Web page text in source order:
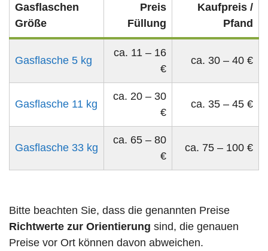
Gasflaschen
Größe
Preis
Füllung
Kaufpreis /
Pfand
Gasflasche 5 kg
ca. 11 – 16
€
ca. 30 – 40 €
Gasflasche 11 kg
ca. 20 – 30
€
ca. 35 – 45 €
Gasflasche 33 kg
ca. 65 – 80
€
ca. 75 – 100 €
Bitte beachten Sie, dass die genannten Preise
Richtwerte zur Orientierung sind, die genauen
Preise vor Ort können davon abweichen.